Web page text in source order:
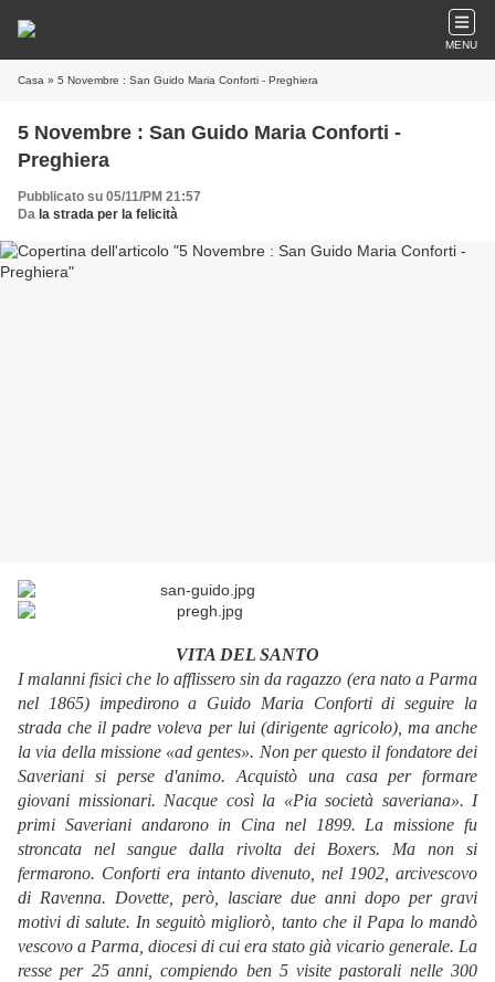
MENU
Casa » 5 Novembre : San Guido Maria Conforti - Preghiera
5 Novembre : San Guido Maria Conforti -
Preghiera
Pubblicato su 05/11/PM 21:57
Da la strada per la felicità
VITA DEL SANTO
I malanni fisici che lo afflissero sin da ragazzo (era nato a Parma
nel 1865) impedirono a Guido Maria Conforti di seguire la
strada che il padre voleva per lui (dirigente agricolo), ma anche
la via della missione «ad gentes». Non per questo il fondatore dei
Saveriani si perse d'animo. Acquistò una casa per formare
giovani missionari. Nacque così la «Pia società saveriana». I
primi Saveriani andarono in Cina nel 1899. La missione fu
stroncata nel sangue dalla rivolta dei Boxers. Ma non si
fermarono. Conforti era intanto divenuto, nel 1902, arcivescovo
di Ravenna. Dovette, però, lasciare due anni dopo per gravi
motivi di salute. In seguitò migliorò, tanto che il Papa lo mandò
vescovo a Parma, diocesi di cui era stato già vicario generale. La
resse per 25 anni, compiendo ben 5 visite pastorali nelle 300